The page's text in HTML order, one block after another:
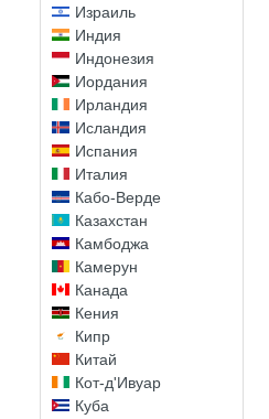
Израиль
Индия
Индонезия
Иордания
Ирландия
Исландия
Испания
Италия
Кабо-Верде
Казахстан
Камбоджа
Камерун
Канада
Кения
Кипр
Китай
Кот-д'Ивуар
Куба